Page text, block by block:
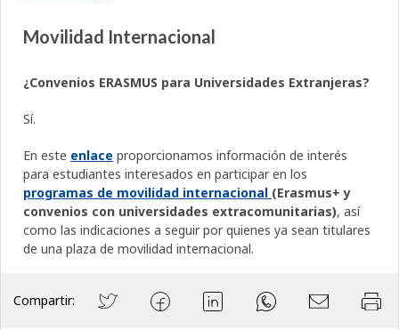
Movilidad Internacional
¿Convenios ERASMUS para Universidades Extranjeras?
Sí.
En este enlace proporcionamos información de interés
para estudiantes interesados en participar en los
programas de movilidad internacional (Erasmus+ y
convenios con universidades extracomunitarias), así
como las indicaciones a seguir por quienes ya sean titulares
de una plaza de movilidad internacional.
Compartir: